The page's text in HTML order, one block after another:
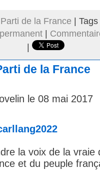
de la France |
de la France
le 08 mai 2017
la voix de la vraie
et du peuple